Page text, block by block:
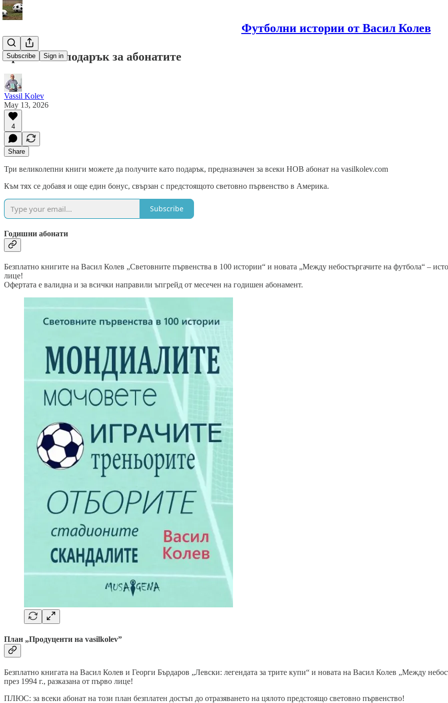
Футболни истории от Васил Колев
Subscribe Sign in
Три книги подарък за абонатите
Vassil Kolev
May 13, 2026
4
Share
Три великолепни книги можете да получите като подарък, предназначен за всеки НОВ абонат на vasilkolev.com
Към тях се добавя и още един бонус, свързан с предстоящото световно първенство в Америка.
Subscribe
Годишни абонати
Безплатно книгите на Васил Колев „Световните първенства в 100 истории“ и новата „Между небостъргачите на футбола“ –
лице!
Офертата е валидна и за всички направили ъпгрейд от месечен на годишен абонамент.
План „Продуценти на vasilkolev”
Безплатно книгата на Васил Колев и Георги Бърдаров „Левски: легендата за трите купи“ и новата на Васил Колев „Между
през 1994 г., разказана от първо лице!
ПЛЮС: за всеки абонат на този план безплатен достъп до отразяването на цялото предстоящо световно първенство!